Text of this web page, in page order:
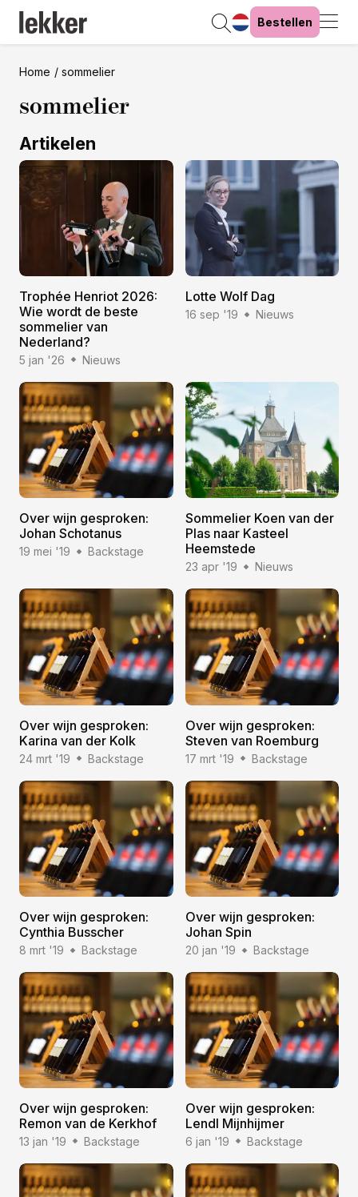
Bestellen
Home sommelier
sommelier
Artikelen
Trophée Henriot 2026:
Wie wordt de beste
sommelier van
Nederland?
5 jan '26 Nieuws
Lotte Wolf Dag
16 sep '19 Nieuws
Over wijn gesproken:
Johan Schotanus
19 mei '19 Backstage
Sommelier Koen van der
Plas naar Kasteel
Heemstede
23 apr '19 Nieuws
Over wijn gesproken:
Karina van der Kolk
24 mrt '19 Backstage
Over wijn gesproken:
Steven van Roemburg
17 mrt '19 Backstage
Over wijn gesproken:
Cynthia Busscher
8 mrt '19 Backstage
Over wijn gesproken:
Johan Spin
20 jan '19 Backstage
Over wijn gesproken:
Remon van de Kerkhof
13 jan '19 Backstage
Over wijn gesproken:
Lendl Mijnhijmer
6 jan '19 Backstage